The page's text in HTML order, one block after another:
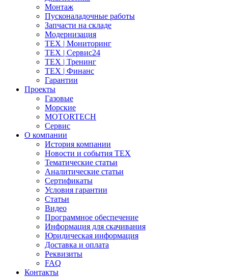
Монтаж
Пусконаладочные работы
Запчасти на складе
Модернизация
ТЕХ | Мониторинг
ТЕХ | Сервис24
ТЕХ | Тренинг
ТЕХ | Финанс
Гарантии
Проекты
Газовые
Морские
MOTORTECH
Сервис
О компании
История компании
Новости и события ТЕХ
Тематические статьи
Аналитические статьи
Сертификаты
Условия гарантии
Статьи
Видео
Программное обеспечение
Информация для скачивания
Юридическая информация
Доставка и оплата
Реквизиты
FAQ
Контакты